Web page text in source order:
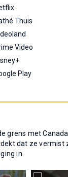
Thuis
Video
Play
grens met
dat ze vermist
in.